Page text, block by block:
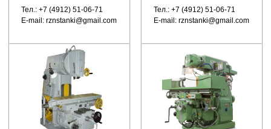
Тел.: +7 (4912) 51-06-71
E-mail: rznstanki@gmail.com
Тел.: +7 (4912) 51-06-71
E-mail: rznstanki@gmail.com